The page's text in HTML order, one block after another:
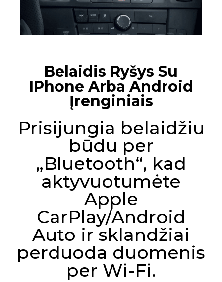
Belaidis Ryšys Su
IPhone Arba Android
Įrenginiais
Prisijungia belaidžiu
būdu per
„Bluetooth“, kad
aktyvuotumėte
Apple
CarPlay/Android
Auto ir sklandžiai
perduoda duomenis
per Wi-Fi.